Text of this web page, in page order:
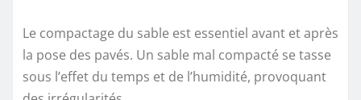
Le compactage du sable est essentiel avant et après
la pose des pavés. Un sable mal compacté se tasse
sous l’effet du temps et de l’humidité, provoquant